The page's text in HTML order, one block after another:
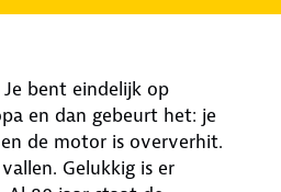
bent eindelijk op
en dan gebeurt het: je
de motor is oververhit.
Gelukkig is er